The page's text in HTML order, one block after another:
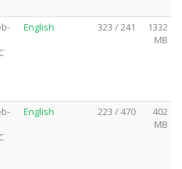
English 323 / 241
1332
MB
English 223 / 470
402
MB